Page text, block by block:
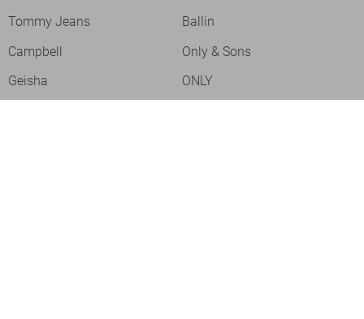
Tommy Jeans
Ballin
Campbell
Only & Sons
Geisha
ONLY